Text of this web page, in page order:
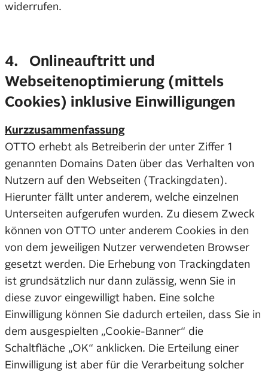
widerrufen.
4. Onlineauftritt und
Webseitenoptimierung (mittels
Cookies) inklusive Einwilligungen
Kurzzusammenfassung
OTTO erhebt als Betreiberin der unter Ziffer 1
genannten Domains Daten über das Verhalten von
Nutzern auf den Webseiten (Trackingdaten).
Hierunter fällt unter anderem, welche einzelnen
Unterseiten aufgerufen wurden. Zu diesem Zweck
können von OTTO unter anderem Cookies in den
von dem jeweiligen Nutzer verwendeten Browser
gesetzt werden. Die Erhebung von Trackingdaten
ist grundsätzlich nur dann zulässig, wenn Sie in
diese zuvor eingewilligt haben. Eine solche
Einwilligung können Sie dadurch erteilen, dass Sie in
dem ausgespielten „Cookie-Banner“ die
Schaltfläche „OK“ anklicken. Die Erteilung einer
Einwilligung ist aber für die Verarbeitung solcher